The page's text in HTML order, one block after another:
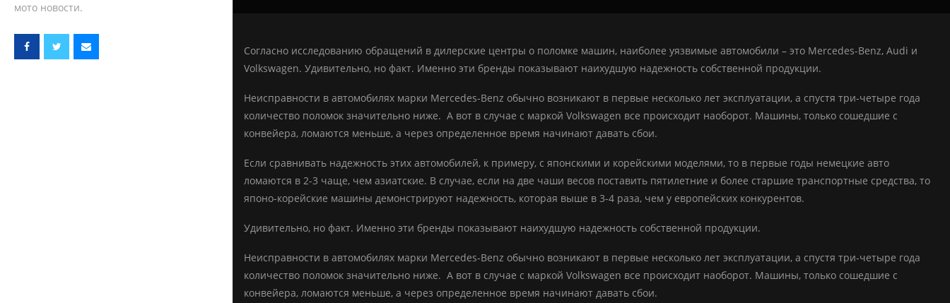
мото новости.
Согласно исследованию обращений в дилерские центры о поломке машин, наиболее уязвимые автомобили – это Mercedes-Benz, Audi и
Volkswagen. Удивительно, но факт. Именно эти бренды показывают наихудшую надежность собственной продукции.
Неисправности в автомобилях марки Mercedes-Benz обычно возникают в первые несколько лет эксплуатации, а спустя три-четыре года
количество поломок значительно ниже. А вот в случае с маркой Volkswagen все происходит наоборот. Машины, только сошедшие с
конвейера, ломаются меньше, а через определенное время начинают давать сбои.
Если сравнивать надежность этих автомобилей, к примеру, с японскими и корейскими моделями, то в первые годы немецкие авто
ломаются в 2-3 чаще, чем азиатские. В случае, если на две чаши весов поставить пятилетние и более старшие транспортные средства, то
японо-корейские машины демонстрируют надежность, которая выше в 3-4 раза, чем у европейских конкурентов.
Удивительно, но факт. Именно эти бренды показывают наихудшую надежность собственной продукции.
Неисправности в автомобилях марки Mercedes-Benz обычно возникают в первые несколько лет эксплуатации, а спустя три-четыре года
количество поломок значительно ниже. А вот в случае с маркой Volkswagen все происходит наоборот. Машины, только сошедшие с
конвейера, ломаются меньше, а через определенное время начинают давать сбои.